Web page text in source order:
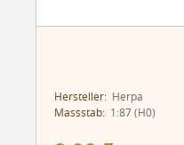
Hersteller: Herpa
Massstab: 1:87 (H0)